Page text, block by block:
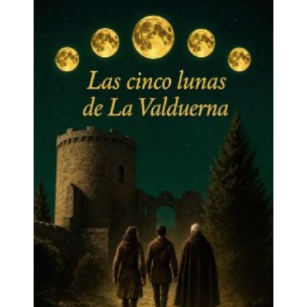
zonas industriales, originaron el abandono de la
agricultura. A partir del momento en que se dejó de
sembrar, a la mayoría de la gente no le quedó más
remedio que buscar en otros lugares su modo de
vida, y Babia se despobló tanto y tan rápido que
apenas quedan recuerdos de sus costumbres. Este
libro quiere homenajear a las mujeres y hombres que
nos antecedieron y que nos legaron un paisaje y una
Cultura, en su más amplia acepción, que se nos está
yendo entre las manos, sin que nos demos cuenta y
sin que apenas podamos quedarnos si no es con los
recuerdos, la memoria de cómo fue la vida en toda
su extensión, desde los trabajos a las fiestas, de los
nacimientos a la muer te, y, por supuesto, retener en
lo posible el nombre de las cosas, de los parajes, de
la naturaleza, de las costumbres, de los últimos
babianos ancestrales… Este libro pretende,
humildemente, levantar acta de que todo aquello fue,
existió, que tuvo su tiempo y su nombre.